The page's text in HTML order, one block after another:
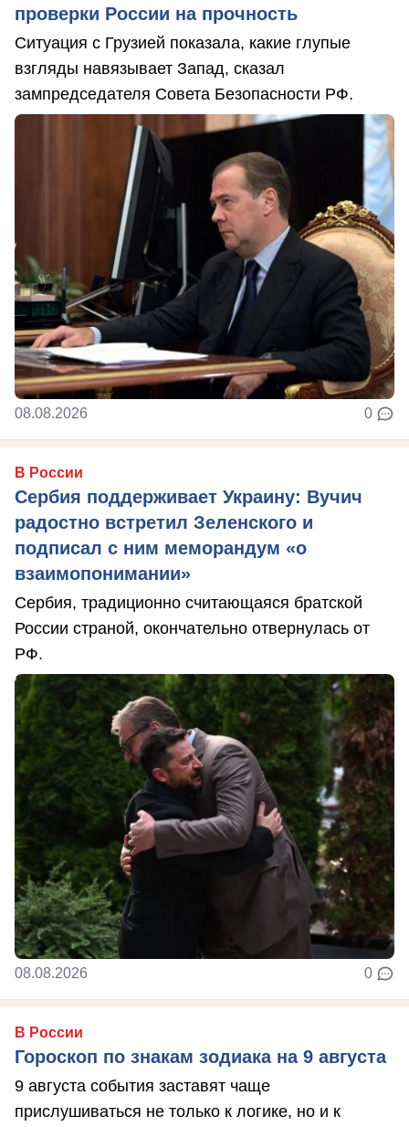
проверки России на прочность
Ситуация с Грузией показала, какие глупые
взгляды навязывает Запад, сказал
зампредседателя Совета Безопасности РФ.
08.08.2026 0
В России
Сербия поддерживает Украину: Вучич
радостно встретил Зеленского и
подписал с ним меморандум «о
взаимопонимании»
Сербия, традиционно считающаяся братской
России страной, окончательно отвернулась от
РФ.
08.08.2026 0
В России
Гороскоп по знакам зодиака на 9 августа
9 августа события заставят чаще
прислушиваться не только к логике, но и к